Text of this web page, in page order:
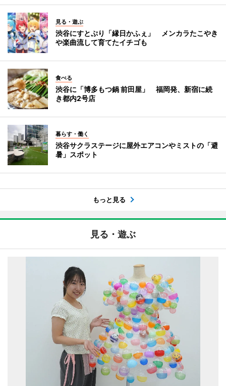
見る・遊ぶ
渋谷にすとぷり「縁日かふぇ」 メンカラたこやき
や楽曲流して育てたイチゴも
食べる
渋谷に「博多もつ鍋 前田屋」 福岡発、新宿に続
き都内2号店
暮らす・働く
渋谷サクラステージに屋外エアコンやミストの「避
暑」スポット
もっと見る
見る・遊ぶ